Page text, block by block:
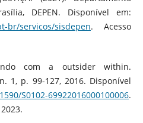
DEPEN. Disponível em:
br/servicos/sisdepen. Acesso
com a outsider within.
1, p. 99-127, 2016. Disponível
S0102-69922016000100006.